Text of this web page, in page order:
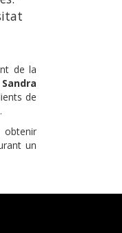
de la
Sandra
de
obtenir
un